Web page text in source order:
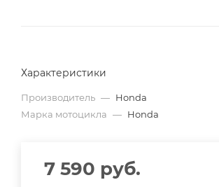
Характеристики
Производитель — Honda
Марка мотоцикла — Honda
7 590 руб.